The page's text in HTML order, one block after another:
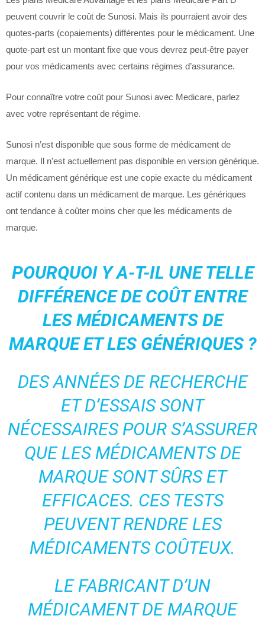
peuvent couvrir le coût de Sunosi. Mais ils pourraient avoir des
quotes-parts (copaiements) différentes pour le médicament. Une
quote-part est un montant fixe que vous devrez peut-être payer
pour vos médicaments avec certains régimes d’assurance.
Pour connaître votre coût pour Sunosi avec Medicare, parlez
avec votre représentant de régime.
Sunosi n’est disponible que sous forme de médicament de
marque. Il n’est actuellement pas disponible en version générique.
Un médicament générique est une copie exacte du médicament
actif contenu dans un médicament de marque. Les génériques
ont tendance à coûter moins cher que les médicaments de
marque.
POURQUOI Y A-T-IL UNE TELLE
DIFFÉRENCE DE COÛT ENTRE
LES MÉDICAMENTS DE
MARQUE ET LES GÉNÉRIQUES ?
DES ANNÉES DE RECHERCHE
ET D’ESSAIS SONT
NÉCESSAIRES POUR S’ASSURER
QUE LES MÉDICAMENTS DE
MARQUE SONT SÛRS ET
EFFICACES. CES TESTS
PEUVENT RENDRE LES
MÉDICAMENTS COÛTEUX.
LE FABRICANT D’UN
MÉDICAMENT DE MARQUE